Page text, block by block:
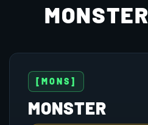
MONSTER
[MONS]
MONSTER